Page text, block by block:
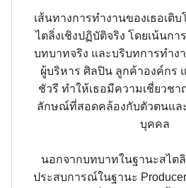
เส้นทางการทำงานของเธอเติ
ไตลิ่งเชิงปฏิบัติจริง โดยเน้นกา
บทบาทจริง และบริบทการทำงา
ผู้บริหาร ศิลปิน ลูกค้าองค์กร
ชัวรี ทำให้เธอมีความเชี่ยวช
ลักษณ์ที่สอดคล้องกับตัวตนแล
บุคคล
นอกจากบทบาทในฐานะสไต
ประสบการณ์ในฐานะ